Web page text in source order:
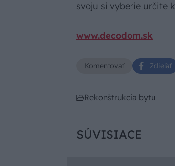
svoju si vyberie určite
www.decodom.sk
Komentovať Zdieľať
Rekonštrukcia bytu
SÚVISIACE